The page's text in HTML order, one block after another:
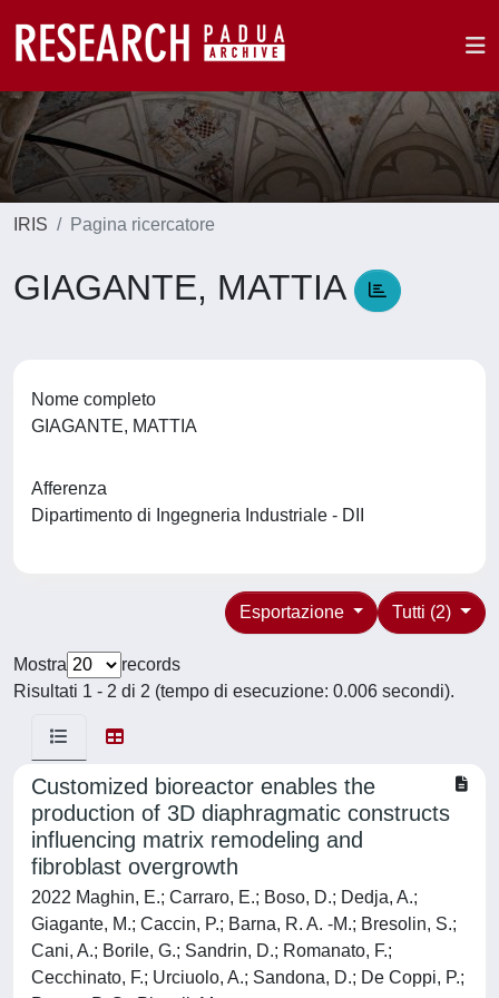
IRIS Pagina ricercatore
GIAGANTE, MATTIA
Nome completo
GIAGANTE, MATTIA
Afferenza
Dipartimento di Ingegneria Industriale - DII
Tutti (2)
Esportazione
Mostra
records
Risultati 1 - 2 di 2 (tempo di esecuzione: 0.006 secondi).
Customized bioreactor enables the
production of 3D diaphragmatic constructs
influencing matrix remodeling and
fibroblast overgrowth
2022 Maghin, E.; Carraro, E.; Boso, D.; Dedja, A.;
Giagante, M.; Caccin, P.; Barna, R. A. -M.; Bresolin, S.;
Cani, A.; Borile, G.; Sandrin, D.; Romanato, F.;
Cecchinato, F.; Urciuolo, A.; Sandona, D.; De Coppi, P.;